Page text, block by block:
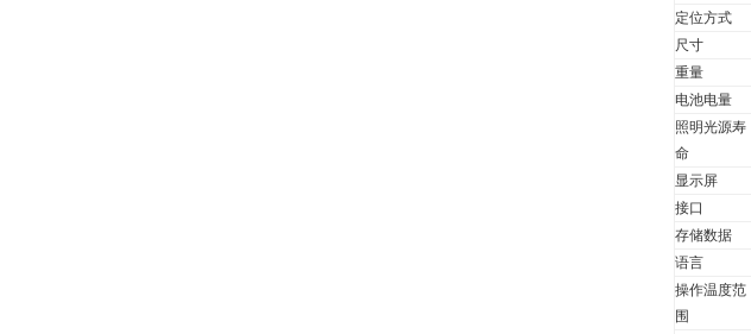
定位方式
尺寸
重量
电池电量
照明光源寿
命
显示屏
接口
存储数据
语言
操作温度范
围